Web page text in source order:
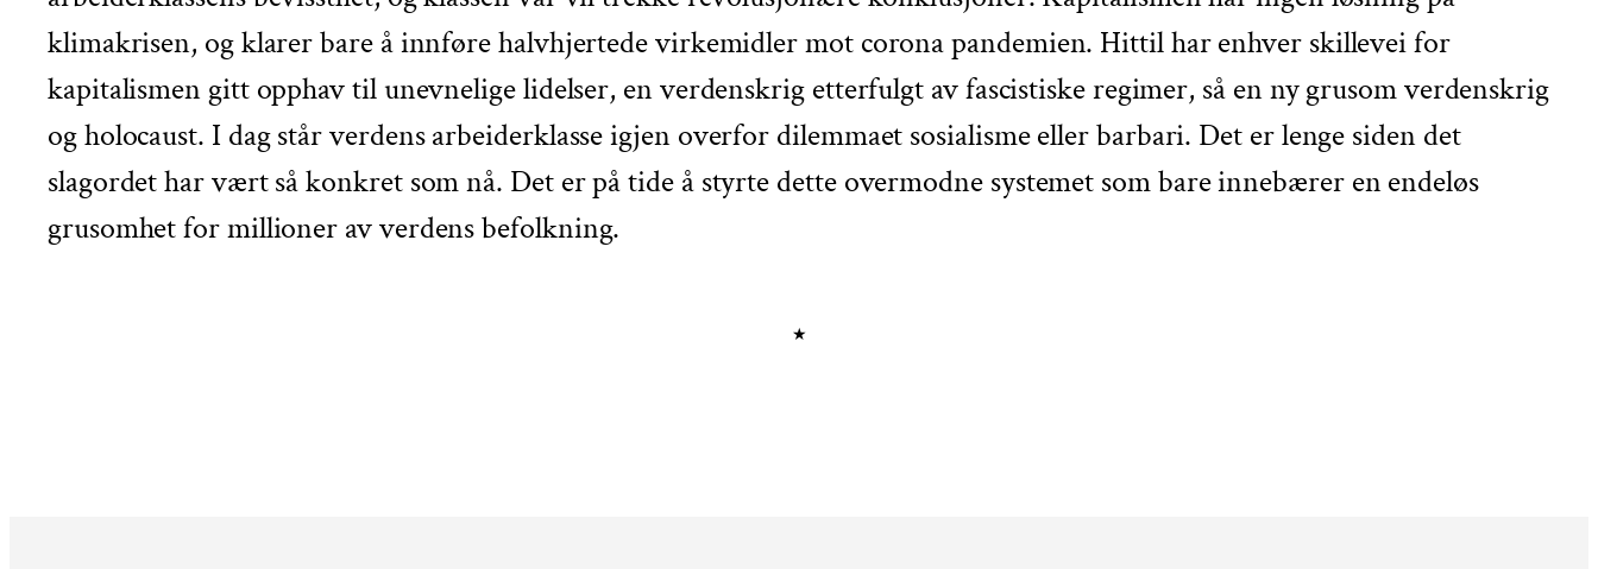
klimakrisen, og klarer bare å innføre halvhjertede virkemidler mot corona pandemien. Hittil har enhver skillevei for
kapitalismen gitt opphav til unevnelige lidelser, en verdenskrig etterfulgt av fascistiske regimer, så en ny grusom verdenskrig
og holocaust. I dag står verdens arbeiderklasse igjen overfor dilemmaet sosialisme eller barbari. Det er lenge siden det
slagordet har vært så konkret som nå. Det er på tide å styrte dette overmodne systemet som bare innebærer en endeløs
grusomhet for millioner av verdens befolkning.
★